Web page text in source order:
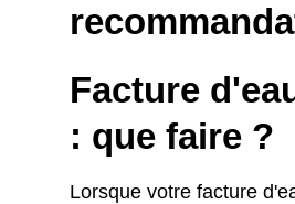
Facture
: que faire ?
Lorsque votre facture